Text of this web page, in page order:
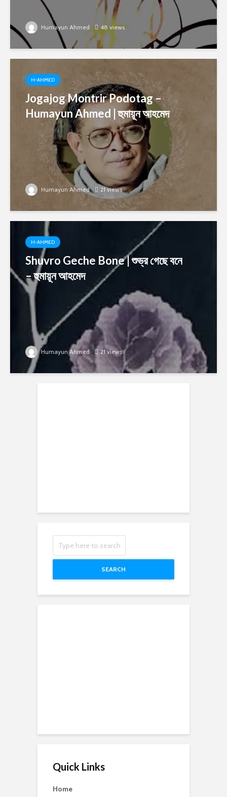
Humayun Ahmed 48 views
H-AHMED
Jogajog Montrir Podotag –
Humayun Ahmed | হুমায়ূন আহমেদ
Humayun Ahmed 21 views
H-AHMED
Shuvro Geche Bone | শুভ্র গেছে বনে
– হুমায়ূন আহমেদ
Humayun Ahmed 21 views
SEARCH
Quick Links
Home